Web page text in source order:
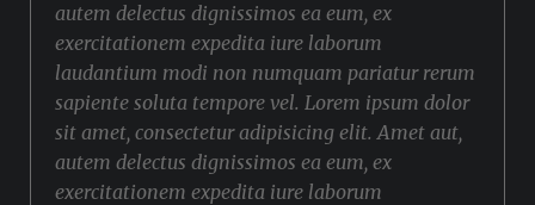
autem delectus dignissimos ea eum, ex
exercitationem expedita iure laborum
laudantium modi non numquam pariatur rerum
sapiente soluta tempore vel. Lorem ipsum dolor
sit amet, consectetur adipisicing elit. Amet aut,
autem delectus dignissimos ea eum, ex
exercitationem expedita iure laborum